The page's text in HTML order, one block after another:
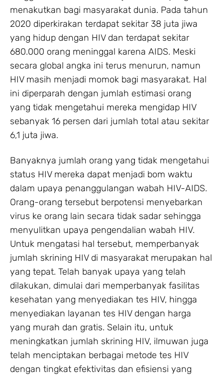
menakutkan bagi masyarakat dunia. Pada tahun
2020 diperkirakan terdapat sekitar 38 juta jiwa
yang hidup dengan HIV dan terdapat sekitar
680.000 orang meninggal karena AIDS. Meski
secara global angka ini terus menurun, namun
HIV masih menjadi momok bagi masyarakat. Hal
ini diperparah dengan jumlah estimasi orang
yang tidak mengetahui mereka mengidap HIV
sebanyak 16 persen dari jumlah total atau sekitar
6,1 juta jiwa.
Banyaknya jumlah orang yang tidak mengetahui
status HIV mereka dapat menjadi bom waktu
dalam upaya penanggulangan wabah HIV-AIDS.
Orang-orang tersebut berpotensi menyebarkan
virus ke orang lain secara tidak sadar sehingga
menyulitkan upaya pengendalian wabah HIV.
Untuk mengatasi hal tersebut, memperbanyak
jumlah skrining HIV di masyarakat merupakan hal
yang tepat. Telah banyak upaya yang telah
dilakukan, dimulai dari memperbanyak fasilitas
kesehatan yang menyediakan tes HIV, hingga
menyediakan layanan tes HIV dengan harga
yang murah dan gratis. Selain itu, untuk
meningkatkan jumlah skrining HIV, ilmuwan juga
telah menciptakan berbagai metode tes HIV
dengan tingkat efektivitas dan efisiensi yang